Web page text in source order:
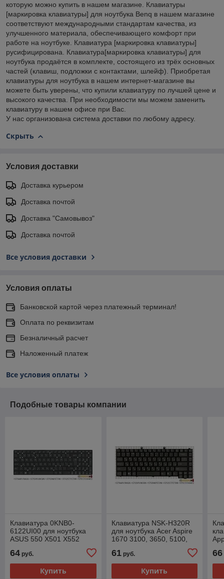
которую можно купить в нашем магазине. Клавиатуры
[маркировка клавиатуры] для ноутбука Benq в нашем магазине
соответствуют международными стандартам качества, из
улучшенного материала, обеспечивающего комфорт при
работе на ноутбуке. Клавиатура [маркировка клавиатуры]
русифицирована. Клавиатура[маркировка клавиатуры] для
ноутбука продаётся в комплекте, состоящего из трёх основных
частей (клавиш, подложки с контактами, шлейф). Приобретая
клавиатуры для ноутбука в нашем интернет-магазине вы
можете быть уверены, что купили клавиатуру по лучшей цене и
высокого качества. При необходимости мы можем заменить
клавиатуру в нашем офисе при Вас.
У нас организована система доставки по любому адресу.
Скрыть
Условия доставки
Доставка курьером
Доставка почтой
Доставка "Самовывоз"
Доставка почтой
Все условия доставки
Условия оплаты
Банковской картой через платежный терминал!
Оплата по реквизитам
Безналичный расчет
Наложенный платеж
Все условия оплаты
Подобные товары компании
Клавиатура 0KNB0-
6122UI00 для ноутбука
ASUS 550 X501 X552
черная вертикальный
Enter
64 руб.
Купить
Клавиатура NSK-H320R
для ноутбука Acer Aspire
1670 3100, 3650, 5100,
5515, 5610, 9110, Extensa
5200, 5510
61руб.
Купить
66